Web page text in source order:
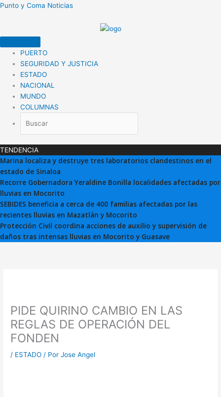
Ir
Punto y Coma Noticias
PUERTO
SEGURIDAD Y JUSTICIA
ESTADO
NACIONAL
MUNDO
COLUMNAS
TENDENCIA
Marina localiza y destruye tres laboratorios clandestinos en el
estado de Sinaloa
Recorre Gobernadora Yeraldine Bonilla localidades afectadas por
lluvias en Mocorito
SEBIDES beneficia a cerca de 400 familias afectadas por las
recientes lluvias en Mazatlán y Mocorito
Protección Civil coordina acciones de auxilio y supervisión de
daños tras intensas lluvias en Mocorito y Guasave
PIDE QUIRINO CAMBIO EN LAS
REGLAS DE OPERACIÓN DEL
FONDEN
/ ESTADO / PorJose Angel